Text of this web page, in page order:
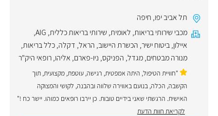
תל אביב יפו, חיפה
מכבי שירותי בריאות, לאומית, שירותי בריאות כללית,
AIG
,
איילון,ביטוח ישיר, הכשרת היישוב, הראל, דקלה,כלל בריאות,
מנורה מבטחים,מגדל, הפניקס, ניו-פארם, אליהו,רופאי היק"ר
"חוויית הטיפול, היתה אמפטית, רגישה, עוטפת, מקצועית, תוך
הקשבה, הכלה, בנועם באווירה שלווה ובהבנה, לקושי והמצוקה
האישית. הרגשתי שאני בידיים טובות. כן יירבו רופאים כמוהו. יישר כח !"
לקריאת חוות הדעת